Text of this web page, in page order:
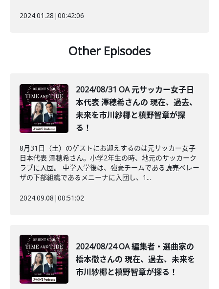
2024.01.28 |00:42:06
Other Episodes
2024/08/31 OA 元サッカー女子日
本代表 澤穂希さんの 現在、過去、
未来を市川紗椰と槙野智章が探
る！
8月31日（土）のゲストにお迎えするのは元サッカー女子
日本代表 澤穂希さん。小学2年生の時、地元のサッカーク
ラブに入団。 中学入学後は、強豪チームである読売ベレー
ザの下部組織であるメニーナに入団し、1...
2024.09.08 |00:51:02
2024/08/24 OA 編集者・選曲家の
橋本徹さんの 現在、過去、未来を
市川紗椰と槙野智章が探る！